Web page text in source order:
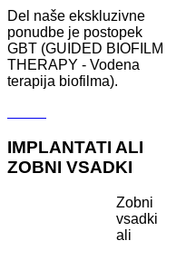
Del naše ekskluzivne
ponudbe je postopek
GBT (GUIDED BIOFILM
THERAPY - Vodena
terapija biofilma).
IMPLANTATI ALI
ZOBNI VSADKI
Zobni
vsadki
ali